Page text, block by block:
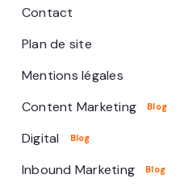
Contact
Plan de site
Mentions légales
Content Marketing
Digital
Inbound Marketing